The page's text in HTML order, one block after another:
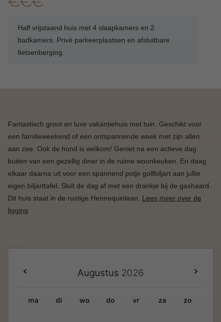
Half vrijstaand huis met 4 slaapkamers en 2
badkamers. Privé parkeerplaatsen en afsluitbare
fietsenberging.
Fantastisch groot en luxe vakantiehuis met tuin. Geschikt voor
een familieweekend of een ontspannende week met zijn allen
aan zee. Ook de hond is welkom! Geniet na een actieve dag
buiten van een gezellig diner in de ruime woonkeuken. En daag
elkaar daarna uit voor een spannend potje golfbiljart aan jullie
eigen biljarttafel. Sluit de dag af met een drankje bij de gashaard.
Dit huis staat in de rustige Hennequinlaan. Lees meer over de
ligging
Augustus 2026
ma di wo do vr za zo